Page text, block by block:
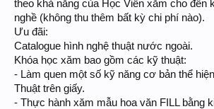
theo khả năng của Học Viên xăm cho đến
nghề (không thu thêm bất kỳ chi phí nào).
Ưu đãi:
Catalogue hình nghệ thuật nước ngoài.
Khóa học xăm bao gồm các kỹ thuật:
- Làm quen một số kỹ năng cơ bản thể
Thuật trên giấy.
- Thực hành xăm mẫu hoa văn FILL bằng